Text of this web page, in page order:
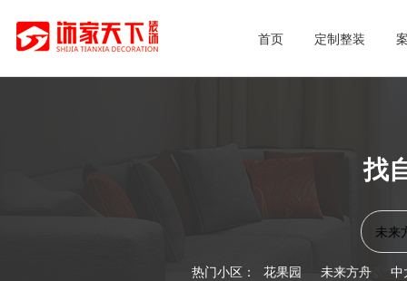
首页 定制整装
找
热门小区： 花果园 未来方舟 中